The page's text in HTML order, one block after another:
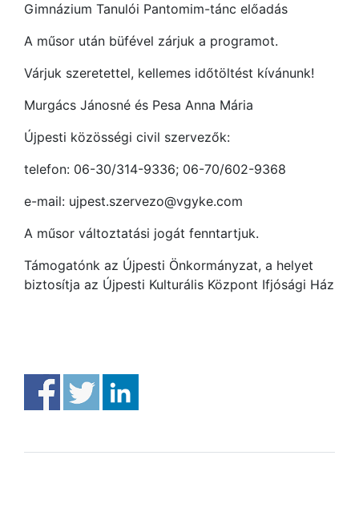
Gimnázium Tanulói Pantomim-tánc előadás
A műsor után büfével zárjuk a programot.
Várjuk szeretettel, kellemes időtöltést kívánunk!
Murgács Jánosné és Pesa Anna Mária
Újpesti közösségi civil szervezők:
telefon: 06-30/314-9336; 06-70/602-9368
e-mail: ujpest.szervezo@vgyke.com
A műsor változtatási jogát fenntartjuk.
Támogatónk az Újpesti Önkormányzat, a helyet
biztosítja az Újpesti Kulturális Központ Ifjósági Ház